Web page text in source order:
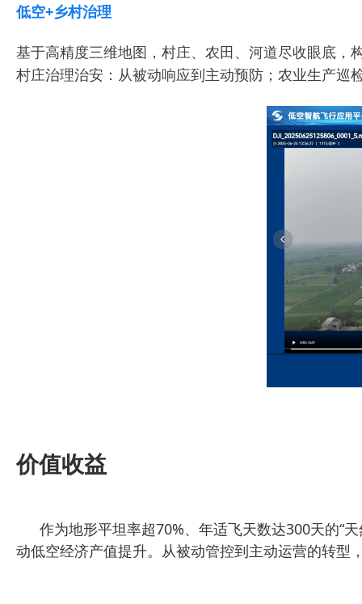
低空+乡村治理
基于高精度三维地图，村庄、农田、河道尽收眼底，
村庄治理治安：从被动响应到主动预防；农业生产巡
价值收益
作为地形平坦率超70%、年适飞天数达300天的“
动低空经济产值提升。从被动管控到主动运营的转